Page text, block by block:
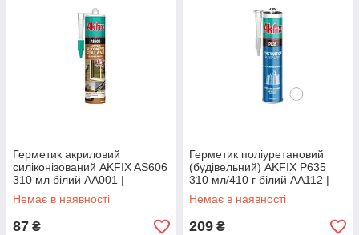
Герметик акриловий
силіконізований AKFIX AS606
310 мл білий AA001 |
Герметик акриловый
силиконизированный AKFIX
Немає в наявності
87 ₴
Герметик поліуретановий
(будівельний) AKFIX P635
310 мл/410 г білий AA112 |
Герметик полиуретановый
(строительный) AKFIX P635
Немає в наявності
209 ₴